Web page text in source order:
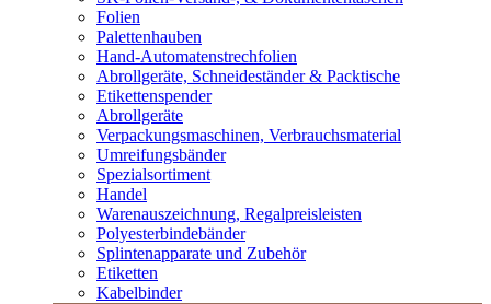
Folien
Palettenhauben
Hand-Automatenstrechfolien
Abrollgeräte, Schneideständer & Packtische
Etikettenspender
Abrollgeräte
Verpackungsmaschinen, Verbrauchsmaterial
Umreifungsbänder
Spezialsortiment
Handel
Warenauszeichnung, Regalpreisleisten
Polyesterbindebänder
Splintenapparate und Zubehör
Etiketten
Kabelbinder